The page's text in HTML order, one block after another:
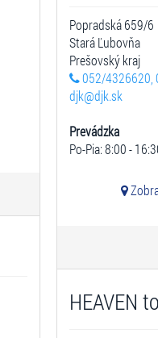
Popradská 659/6
Stará Ľubovňa
Prešovský kraj
052/4326620,
djk@djk.sk
Prevádzka
Po-Pia: 8:00 -
HEAVEN